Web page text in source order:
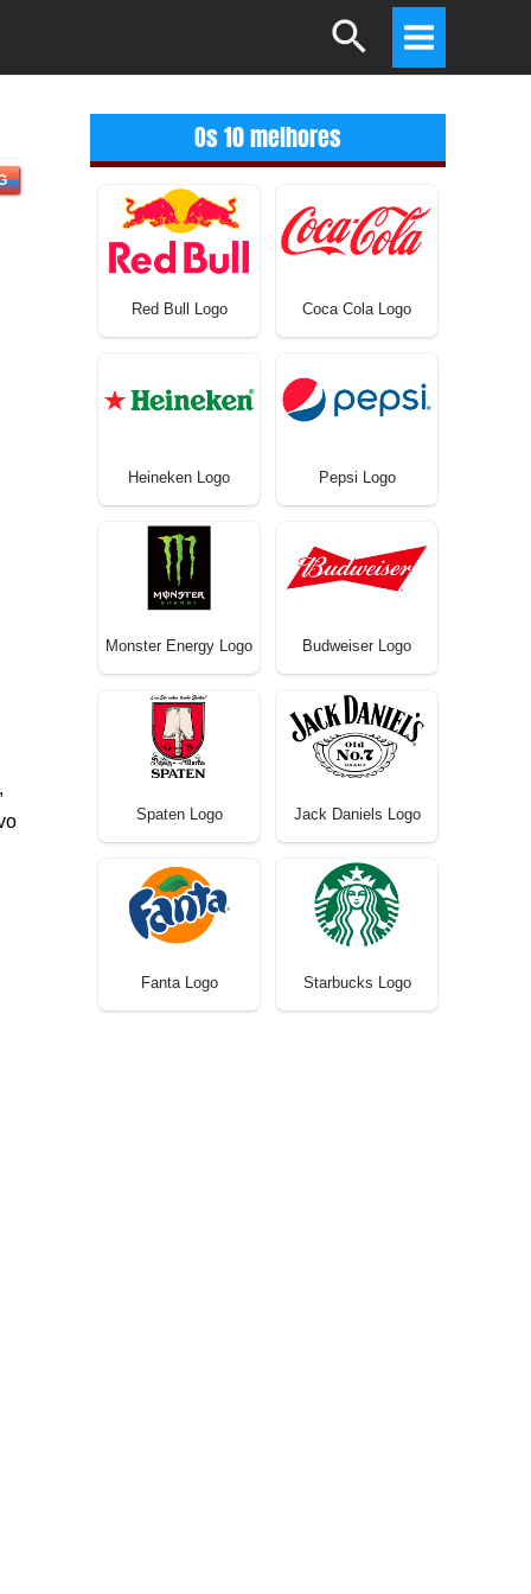
Search
Main
Menu
Os 10 melhores
Red Bull Logo Coca Cola Logo
Heineken Logo Pepsi Logo
Monster Energy Logo Budweiser Logo
Spaten Logo Jack Daniels Logo
Fanta Logo Starbucks Logo